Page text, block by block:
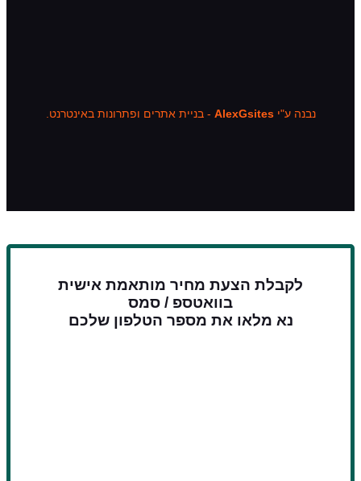
- בניית אתרים ופתרונות באינטרנט.
הצעת מחיר מותאמת אישית
בוואטספ / סמס
את מספר הטלפון שלכם